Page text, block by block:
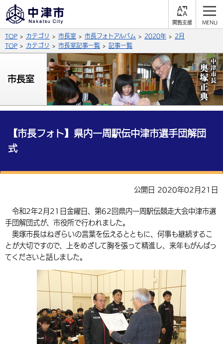
支
背景色
青 白
文字の大きさ
拡大 標準 縮小
英語（English）
中国語（繁体字） 韓国語（한국어）
組織案内
公式SNS
X (Twitter) YouTube
サイト内検索
総合メニュー
くらしの情報
届出・登録・証明 保険・年金
健康・予防
税金 住宅・インフラ
環境・衛生 生涯学習・スポーツ・人権
選挙
事業者の方へ
産業・雇用
農林水産業 税金
都市整備
施設情報 子どもを預ける
手当・助成 健康・医療
相談・支援・情報
観光・移住
観光なび スポットを探す
遊ぶ・体験する
買う・おみやげ 四季のイベント・祭り
市政情報
中津市について
地方創生・地域活性化
TOP カテゴリ 市長室 市長フォトアルバム 2020年
2月
TOP
カテゴリ 市長室記事一覧 記事一覧
市長室
【市長フォト】県内一周駅伝中津市選手団解団
式
公開日 2020年02月21日
令和2年2月21日金曜日、第62回県内一周駅伝競走大会中津市選
手団解団式が、市役所で行われました。
奥塚市長はねぎらいの言葉を伝えるとともに、何事も継続するこ
とが大切ですので、上をめざして胸を張って精進し、来年もがんばっ
てくださいと話しました。